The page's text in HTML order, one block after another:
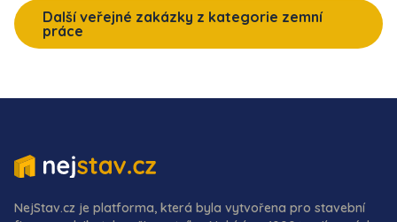
Další veřejné zakázky z kategorie zemní
práce
NejStav.cz je platforma, která byla vytvořena pro stavební